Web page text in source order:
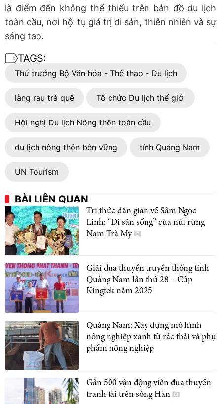
là điểm đến không thể thiếu trên bản đồ du lịch
toàn cầu, nơi hội tụ giá trị di sản, thiên nhiên và sự
sáng tạo.
TAGS:
Thứ trưởng Bộ Văn hóa - Thể thao - Du lịch
làng rau trà quế Tổ chức Du lịch thế giới
Hội nghị Du lịch Nông thôn toàn cầu
du lịch nông thôn bền vững tỉnh Quảng Nam
UN Tourism
BÀI LIÊN QUAN
Tri thức dân gian về Sâm Ngọc
Linh: “Di sản sống” của núi rừng
Nam Trà My
Giải đua thuyền truyền thống tỉnh
Quảng Nam lần thứ 28 – Cúp
Kingtek năm 2025
Quảng Nam: Xây dựng mô hình
nông nghiệp xanh từ rác thải và phụ
phẩm nông nghiệp
Gần 500 vận động viên đua thuyền
tranh tài trên sông Hàn